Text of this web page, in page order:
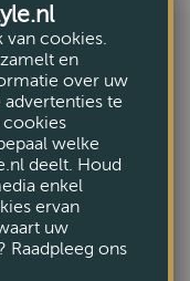
1.6L
van cookies.
en
over uw
te
cookies
welke
deelt. Houd
enkel
ervan
uw
Raadpleeg ons